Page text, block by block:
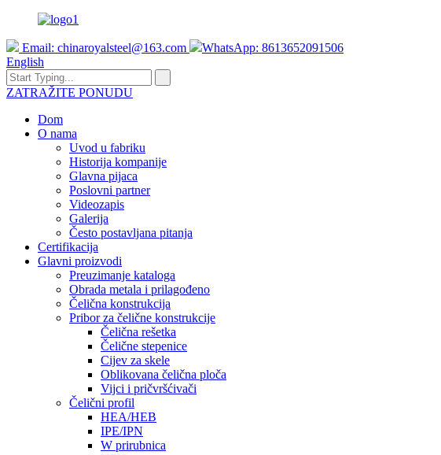
Email: chinaroyalsteel@163.com
WhatsApp: 8613652091506
English
ZATRAŽITE PONUDU
Dom
O nama
Uvod u fabriku
Historija kompanije
Glavna pijaca
Poslovni partner
Videozapis
Galerija
Često postavljana pitanja
Certifikacija
Glavni proizvodi
Preuzimanje kataloga
Obrada metala i prilagođeno
Čelična konstrukcija
Pribor za čelične konstrukcije
Čelična rešetka
Čelične stepenice
Cijev za skele
Oblikovana čelična ploča
Vijci i pričvršćivači
Čelični profil
HEA/HEB
IPE/IPN
W prirubnica